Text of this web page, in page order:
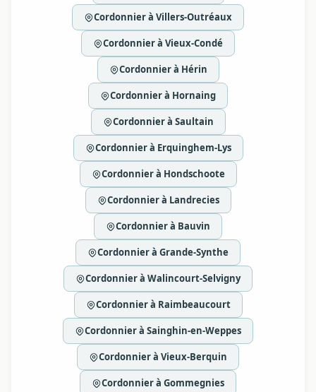
Cordonnier à Villers-Outréaux
Cordonnier à Vieux-Condé
Cordonnier à Hérin
Cordonnier à Hornaing
Cordonnier à Saultain
Cordonnier à Erquinghem-Lys
Cordonnier à Hondschoote
Cordonnier à Landrecies
Cordonnier à Bauvin
Cordonnier à Grande-Synthe
Cordonnier à Walincourt-Selvigny
Cordonnier à Raimbeaucourt
Cordonnier à Sainghin-en-Weppes
Cordonnier à Vieux-Berquin
Cordonnier à Gommegnies